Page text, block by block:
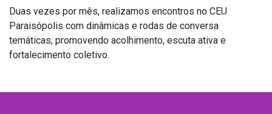
Duas vezes por mês, realizamos encontros no CEU
Paraisópolis com dinâmicas e rodas de conversa
temáticas, promovendo acolhimento, escuta ativa e
fortalecimento coletivo.